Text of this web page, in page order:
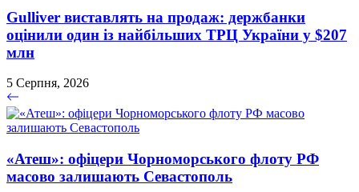
Gulliver виставлять на продаж: держбанки
оцінили один із найбільших ТРЦ України у $207
млн
5 Серпня, 2026
«Атеш»: офіцери Чорноморського флоту РФ
масово залишають Севастополь